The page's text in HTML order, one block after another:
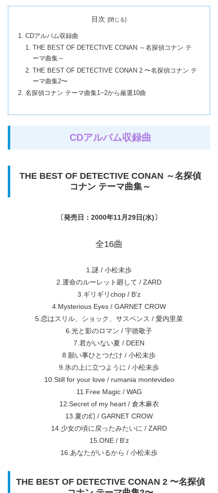
目次
CDアルバム収録曲
THE BEST OF DETECTIVE CONAN ～名探偵コナン テ
ーマ曲集～
THE BEST OF DETECTIVE CONAN 2 〜名探偵コナン テ
ーマ曲集2〜
名探偵コナン テーマ曲集1−2から厳選10曲
CDアルバム収録曲
THE BEST OF DETECTIVE CONAN ～名探偵
コナン テーマ曲集～
〔発売日：2000年11月29日(水)〕
全16曲
1.謎 / 小松未歩
2.運命のルーレット廻して / ZARD
3.ギリギリchop / B’z
4.Mysterious Eyes / GARNET CROW
5.恋はスリル、ショック、サスペンス / 愛内里菜
6.光と影のロマン / 宇徳敬子
7.君がいない夏 / DEEN
8.願い事ひとつだけ / 小松未歩
9.氷の上に立つように / 小松未歩
10.Still for your love / rumania montevideo
11.Free Magic / WAG
12.Secret of my heart / 倉木麻衣
13.夏の幻 / GARNET CROW
14.少女の頃に戻ったみたいに / ZARD
15.ONE / B’z
16.あなたがいるから / 小松未歩
THE BEST OF DETECTIVE CONAN 2 〜名探偵